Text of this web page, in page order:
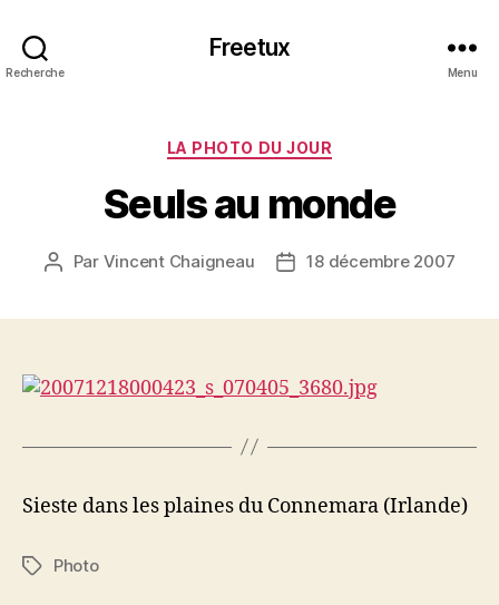
Recherche
Freetux
Menu
Catégories
LA PHOTO DU JOUR
Seuls au monde
Auteur
Par Vincent Chaigneau
Date18 décembre 2007
Sieste dans les plaines du Connemara (Irlande)
Étiquettes
Photo